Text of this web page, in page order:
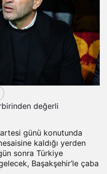
değerli
günü konutunda
kaldığı yerden
sonra Türkiye
Başakşehir’le çaba